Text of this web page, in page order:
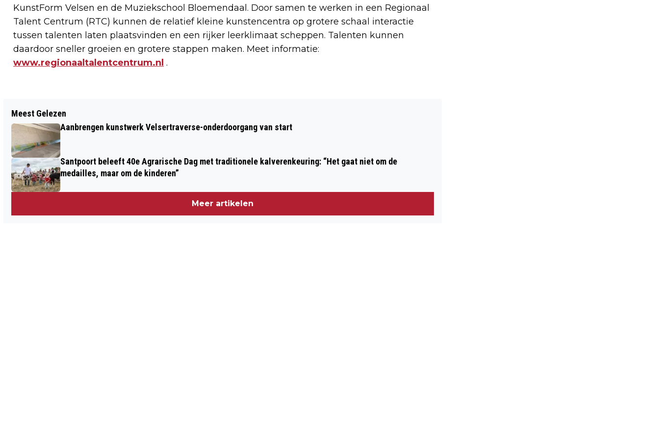
KunstForm Velsen en de Muziekschool Bloemendaal. Door samen te werken in een Regionaal
Talent Centrum (RTC) kunnen de relatief kleine kunstencentra op grotere schaal interactie
tussen talenten laten plaatsvinden en een rijker leerklimaat scheppen. Talenten kunnen
daardoor sneller groeien en grotere stappen maken. Meet informatie:
www.regionaaltalentcentrum.nl .
SONGWRITERS “ROUND THE TABLE”
ZONDAGMIDDAG IN CAFE CAMILLE
ALLEEN IN IJMUIDEN MAAR OOK IN
Meest Gelezen
Aanbrengen kunstwerk Velsertraverse-onderdoorgang van start
Santpoort beleeft 40e Agrarische Dag met traditionele kalverenkeuring: “Het gaat niet om de
medailles, maar om de kinderen”
Meer artikelen